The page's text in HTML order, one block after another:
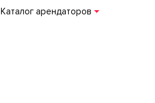
Каталог арендаторов